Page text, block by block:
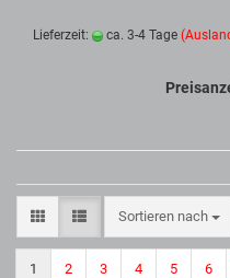
Lieferzeit: ca. 3-4 Tage
Sortieren nach
1 2 3 4 5 6